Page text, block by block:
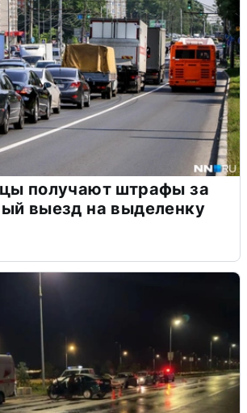
получают штрафы за
выезд на выделенку